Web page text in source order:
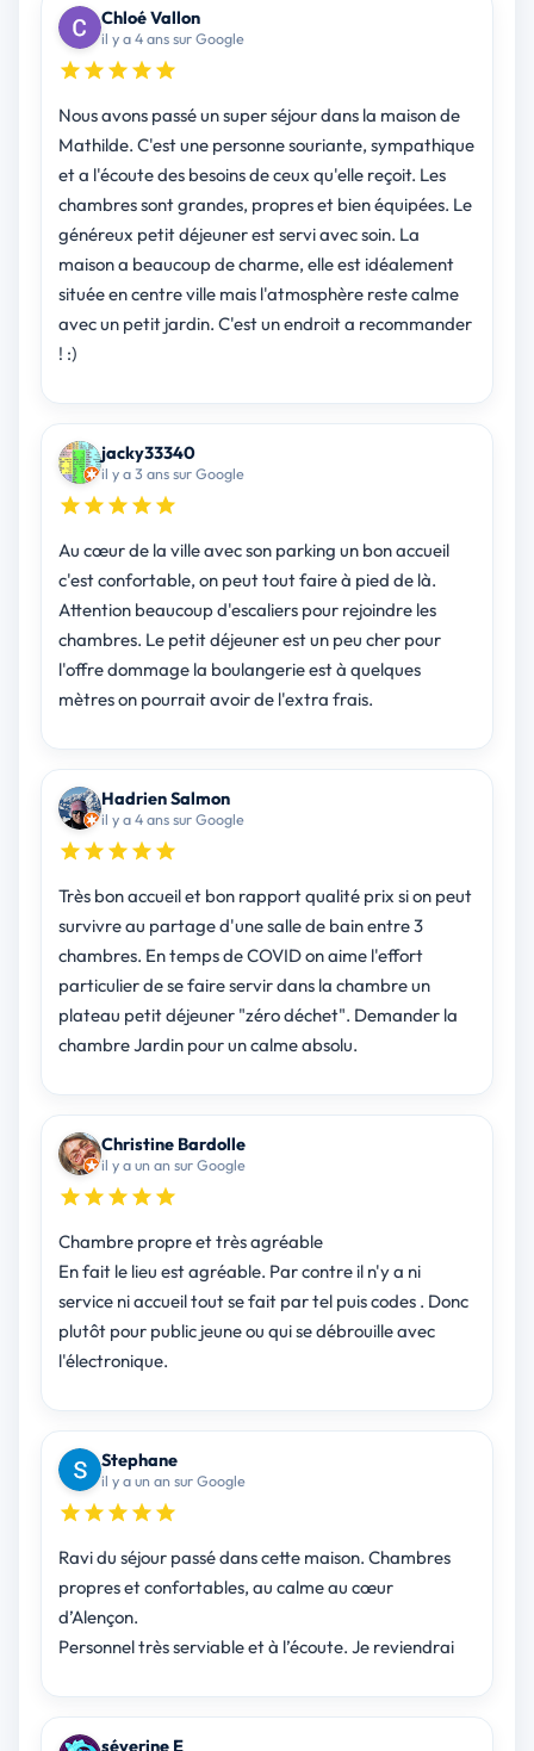
Chloé Vallon
il y a 4 ans sur Google
Nous avons passé un super séjour dans la maison de
Mathilde. C'est une personne souriante, sympathique
et a l'écoute des besoins de ceux qu'elle reçoit. Les
chambres sont grandes, propres et bien équipées. Le
généreux petit déjeuner est servi avec soin. La
maison a beaucoup de charme, elle est idéalement
située en centre ville mais l'atmosphère reste calme
avec un petit jardin. C'est un endroit a recommander
! :)
jacky33340
il y a 3 ans sur Google
Au cœur de la ville avec son parking un bon accueil
c'est confortable, on peut tout faire à pied de là.
Attention beaucoup d'escaliers pour rejoindre les
chambres. Le petit déjeuner est un peu cher pour
l'offre dommage la boulangerie est à quelques
mètres on pourrait avoir de l'extra frais.
Hadrien Salmon
il y a 4 ans sur Google
Très bon accueil et bon rapport qualité prix si on peut
survivre au partage d'une salle de bain entre 3
chambres. En temps de COVID on aime l'effort
particulier de se faire servir dans la chambre un
plateau petit déjeuner "zéro déchet". Demander la
chambre Jardin pour un calme absolu.
Christine Bardolle
il y a un an sur Google
Chambre propre et très agréable
En fait le lieu est agréable. Par contre il n'y a ni
service ni accueil tout se fait par tel puis codes . Donc
plutôt pour public jeune ou qui se débrouille avec
l'électronique.
Stephane
il y a un an sur Google
Ravi du séjour passé dans cette maison. Chambres
propres et confortables, au calme au cœur
d’Alençon.
Personnel très serviable et à l’écoute. Je reviendrai
séverine E